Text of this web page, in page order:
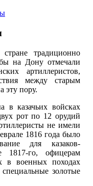
традиционно
на Дону отмечали
артиллеристов,
между старым
эту пору.
в казачьих войсках
рот по 12 орудий
не имели
1816 года было
для казаков-
1817-го, офицерам
в военных походах
золотые